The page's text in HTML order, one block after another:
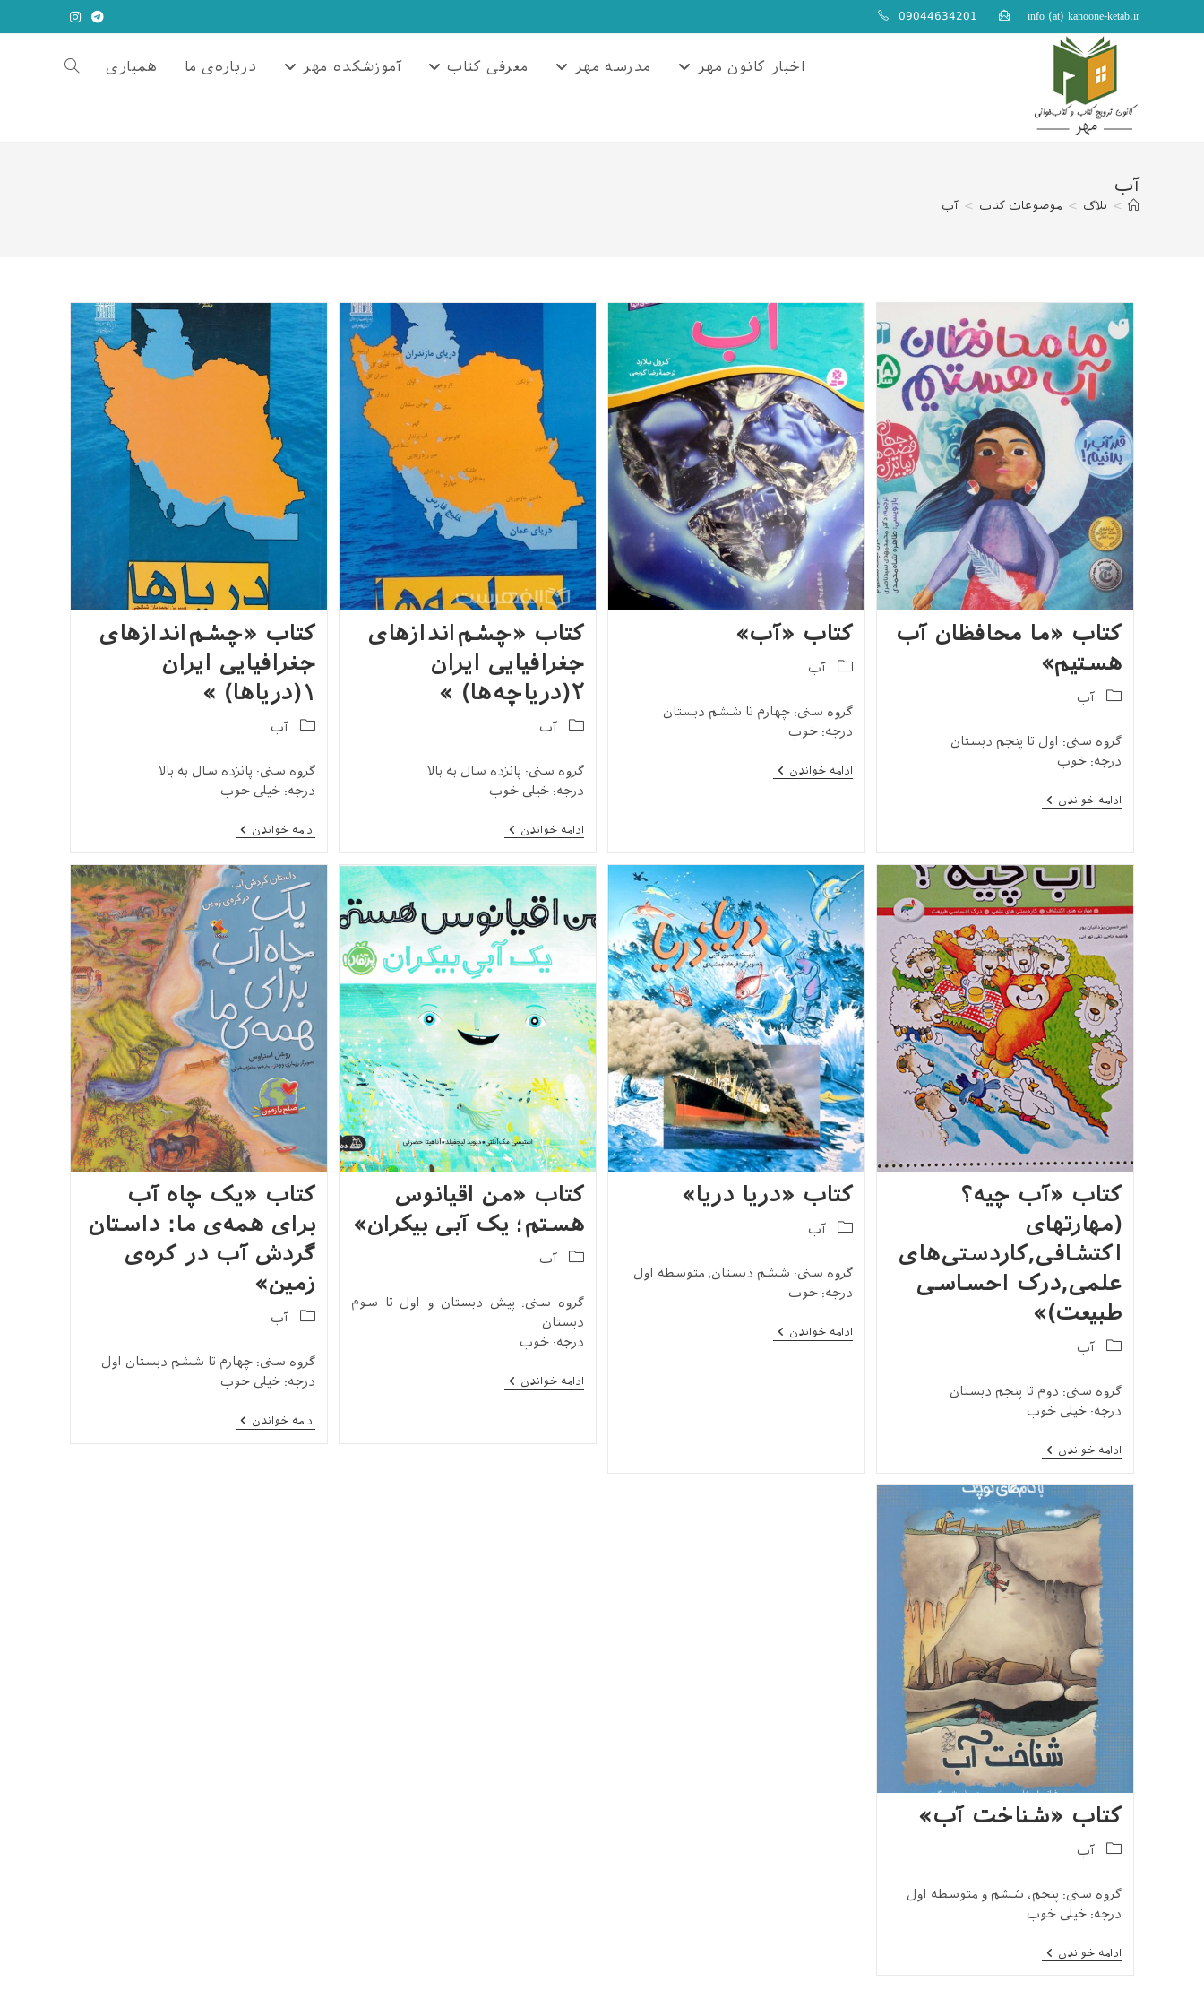
محتوا
09044634201 info (at) kanoone-ketab.ir
اخبار کانون مهر مدرسه مهر معرفی کتاب آموزشکده مهر درباره‌ی ما همیاری Toggle
آب
> بلاگ > موضوعات کتاب > آب
کتاب «ما محافظان آب
هستیم»
Post
آب
گروه سنی: اول تا پنجم دبستان
درجه: خوب
ادامه خواندنکتاب
کتاب «آب»
Post
آب
گروه سنی: چهارم تا ششم دبستان
درجه: خوب
ادامه خواندنکتاب
کتاب «چشم‌اندازهای
جغرافیایی ایران
۲(دریاچه‌ها) »
Post
آب
گروه سنی: پانزده سال به بالا
درجه: خیلی خوب
ادامه خواندنکتاب
ایران
۲(دریاچه‌ها)
»
کتاب «چشم‌اندازهای
جغرافیایی ایران
۱(دریاها) »
Post
آب
گروه سنی: پانزده سال به بالا
درجه: خیلی خوب
ادامه خواندنکتاب
ایران
۱(دریاها)
»
کتاب «آب چیه؟
(مهارتهای
اکتشافی,کاردستی‌های
علمی,درک احساسی
طبیعت)»
Post
آب
گروه سنی: دوم تا پنجم دبستان
درجه: خیلی خوب
ادامه خواندنکتاب
(مهارتهای
اکتشافی,کاردستی‌های
علمی,درک
احساسی
طبیعت)»
کتاب «دریا دریا»
Post
آب
گروه سنی: ششم دبستان, متوسطه اول
درجه: خوب
ادامه خواندنکتاب
کتاب «من اقیانوس
هستم؛ یک آبی بیکران»
Post
آب
گروه سنی: پیش دبستان و اول تا سوم
دبستان
درجه: خوب
ادامه خواندنکتاب
کتاب «یک چاه آب
برای همه‌ی ما: داستان
گردش آب در کره‌ی
زمین»
Post
آب
گروه سنی: چهارم تا ششم دبستان اول
درجه: خیلی خوب
ادامه خواندنکتاب
کتاب «شناخت آب»
Post
آب
گروه سنی: پنجم، ششم و متوسطه اول
درجه: خیلی خوب
ادامه خواندنکتاب